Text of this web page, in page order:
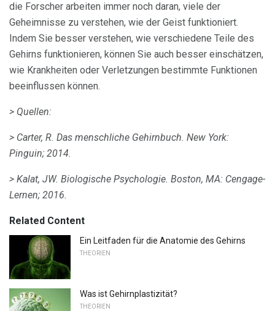
die Forscher arbeiten immer noch daran, viele der
Geheimnisse zu verstehen, wie der Geist funktioniert.
Indem Sie besser verstehen, wie verschiedene Teile des
Gehirns funktionieren, können Sie auch besser einschätzen,
wie Krankheiten oder Verletzungen bestimmte Funktionen
beeinflussen können.
> Quellen:
> Carter, R. Das menschliche Gehirnbuch. New York:
Pinguin; 2014.
> Kalat, JW. Biologische Psychologie. Boston, MA: Cengage-
Lernen; 2016.
Related Content
Ein Leitfaden für die Anatomie des Gehirns
THEORIEN
Was ist Gehirnplastizität?
THEORIEN